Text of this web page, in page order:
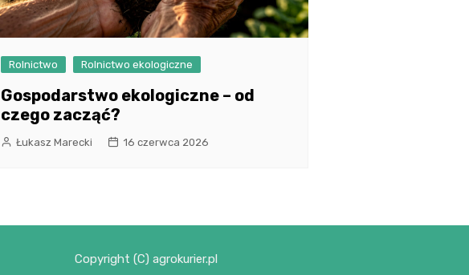
Rolnictwo Rolnictwo ekologiczne
Gospodarstwo ekologiczne – od
czego zacząć?
Łukasz Marecki 16 czerwca 2026
Copyright (C) agrokurier.pl